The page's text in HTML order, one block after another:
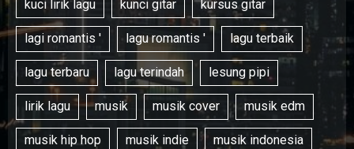
kuci lirik lagu kunci gitar kursus gitar
lagi romantis ' lagu romantis ' lagu terbaik
lagu terbaru lagu terindah lesung pipi
lirik lagu musik musik cover musik edm
musik hip hop musik indie musik indonesia